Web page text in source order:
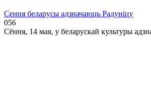
Сення беларусы адзначаюць Радуніцу
056
Сёння, 14 мая, у беларускай культуры